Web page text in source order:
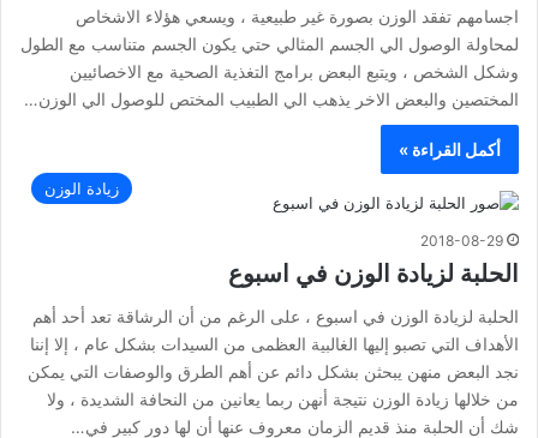
اجسامهم تفقد الوزن بصورة غير طبيعية ، ويسعي هؤلاء الاشخاص
لمحاولة الوصول الي الجسم المثالي حتي يكون الجسم متناسب مع الطول
وشكل الشخص ، ويتبع البعض برامج التغذية الصحية مع الاخصائيين
المختصين والبعض الاخر يذهب الي الطبيب المختص للوصول الي الوزن…
أكمل القراءة »
زيادة الوزن
2018-08-29
الحلبة لزيادة الوزن في اسبوع
الحلبة لزيادة الوزن في اسبوع ، على الرغم من أن الرشاقة تعد أحد أهم
الأهداف التي تصبو إليها الغالبية العظمى من السيدات بشكل عام ، إلا إننا
نجد البعض منهن يبحثن بشكل دائم عن أهم الطرق والوصفات التي يمكن
من خلالها زيادة الوزن نتيجة أنهن ربما يعانين من النحافة الشديدة ، ولا
شك أن الحلبة منذ قديم الزمان معروف عنها أن لها دور كبير في…